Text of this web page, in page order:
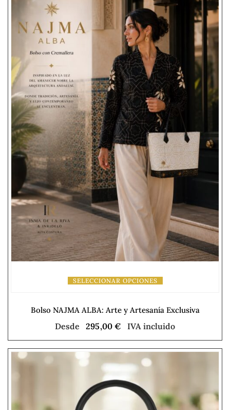
SELECCIONAR OPCIONES
Bolso NAJMA ALBA: Arte y Artesanía Exclusiva
Desde 295,00 € IVA incluido